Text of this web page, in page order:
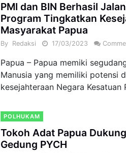
PMI dan BIN Berhasil
Program Tingkatkan
Masyarakat Papua
By Redaksi 17/03/2023
Papua – Papua memiki
Manusia yang memiliki potensi
kesejahteraan Negara Kesatuan
POLHUKAM
Tokoh Adat Papua
Gedung PYCH